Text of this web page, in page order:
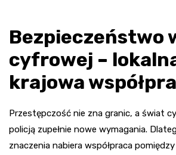
Bezpieczeństwo
cyfrowej –
krajowa
Przestępczość nie zna granic, a świat
policją zupełnie nowe wymagania.
znaczenia nabiera współpraca